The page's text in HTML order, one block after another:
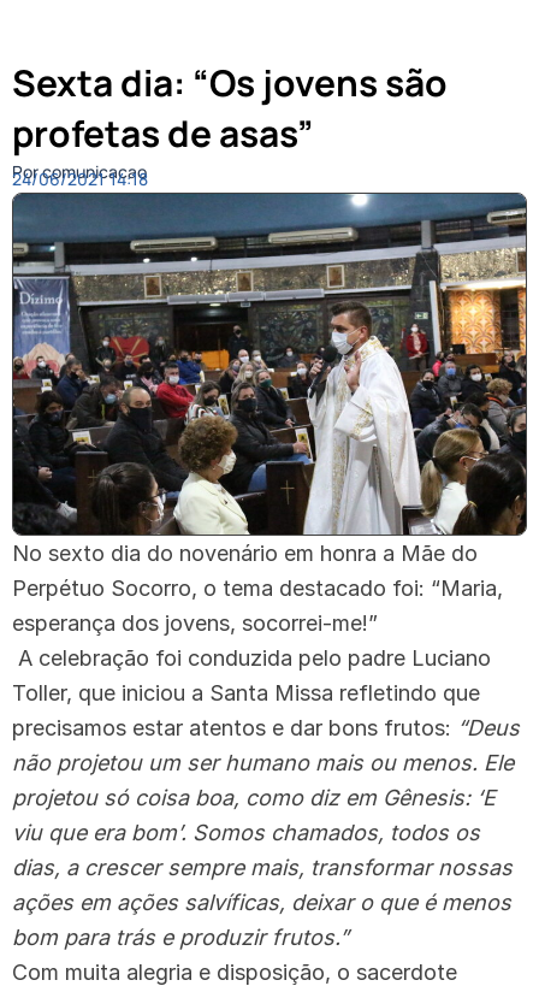
Sexta dia: “Os jovens são
profetas de asas”
Por comunicacao
24/06/2021 14:18
No sexto dia do novenário em honra a Mãe do
Perpétuo Socorro, o tema destacado foi: “Maria,
esperança dos jovens, socorrei-me!”
A celebração foi conduzida pelo padre Luciano
Toller, que iniciou a Santa Missa refletindo que
precisamos estar atentos e dar bons frutos: “Deus
não projetou um ser humano mais ou menos. Ele
projetou só coisa boa, como diz em Gênesis: ‘E
viu que era bom’. Somos chamados, todos os
dias, a crescer sempre mais, transformar nossas
ações em ações salvíficas, deixar o que é menos
bom para trás e produzir frutos.”
Com muita alegria e disposição, o sacerdote